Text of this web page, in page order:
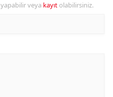
yapabilir veya kayıt olabilirsiniz.